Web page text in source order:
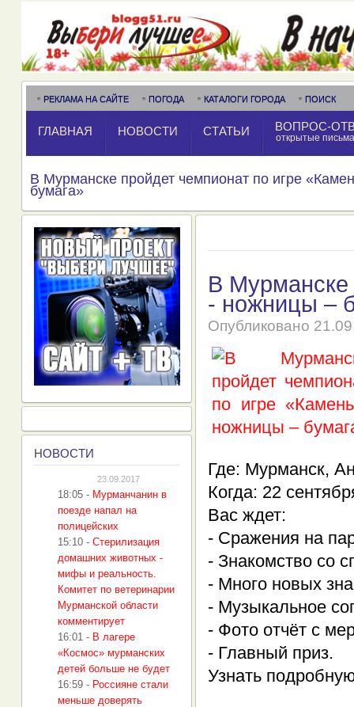
РЕКЛАМА НА САЙТЕ ПОГОДА КАТАЛОГИ ГОРОДА ПОИСК
ГЛАВНАЯ НОВОСТИ СТАТЬИ ВОПРОС-
открытые письма
В Мурманске пройдет чемпионат по игре
бумага»
В Мурманске
- ножницы –
Опубликовано
Где: Мурманск,
Когда: 22
Вас ждет:
- Сражения на
- Знакомство со
- Много новых
- Музыкальное
- Фото отчёт с
- Главный приз.
Узнать
НОВОСТИ
23.09.2017
18:05 - Мурманчанин в
поезде напал на
полицейских
15:10 - Стерилизация
домашних животных -
мифы и реальность.
Комитет по ветеринарии
Мурманской области
комментирует
16:01 - В лагере
«Космос» мурманских
детей больше не будет
16:59 - Россияне стали
меньше доверять